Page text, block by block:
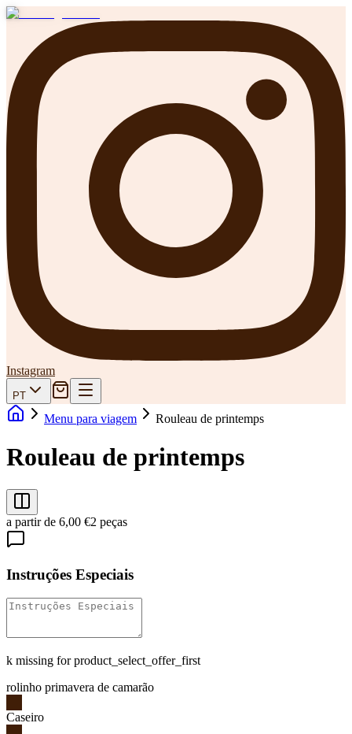
Instagram
PT
Menu para viagem Rouleau de printemps
Rouleau de printemps
a partir de 6,00 €2 peças
Instruções Especiais
k missing for product_select_offer_first
rolinho primavera de camarão
Caseiro